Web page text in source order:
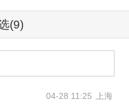
市场继续呈现 “低
格局。3月失业率
仅集中在少数行
(9)
04-28 11:25 上海